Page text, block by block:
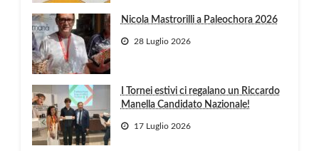
Nicola Mastrorilli a Paleochora 2026
28 Luglio 2026
I Tornei estivi ci regalano un Riccardo
Manella Candidato Nazionale!
17 Luglio 2026